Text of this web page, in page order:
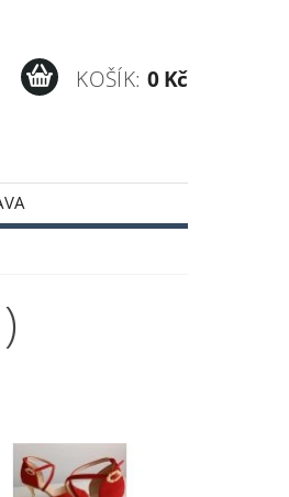
KOŠÍK: 0 Kč